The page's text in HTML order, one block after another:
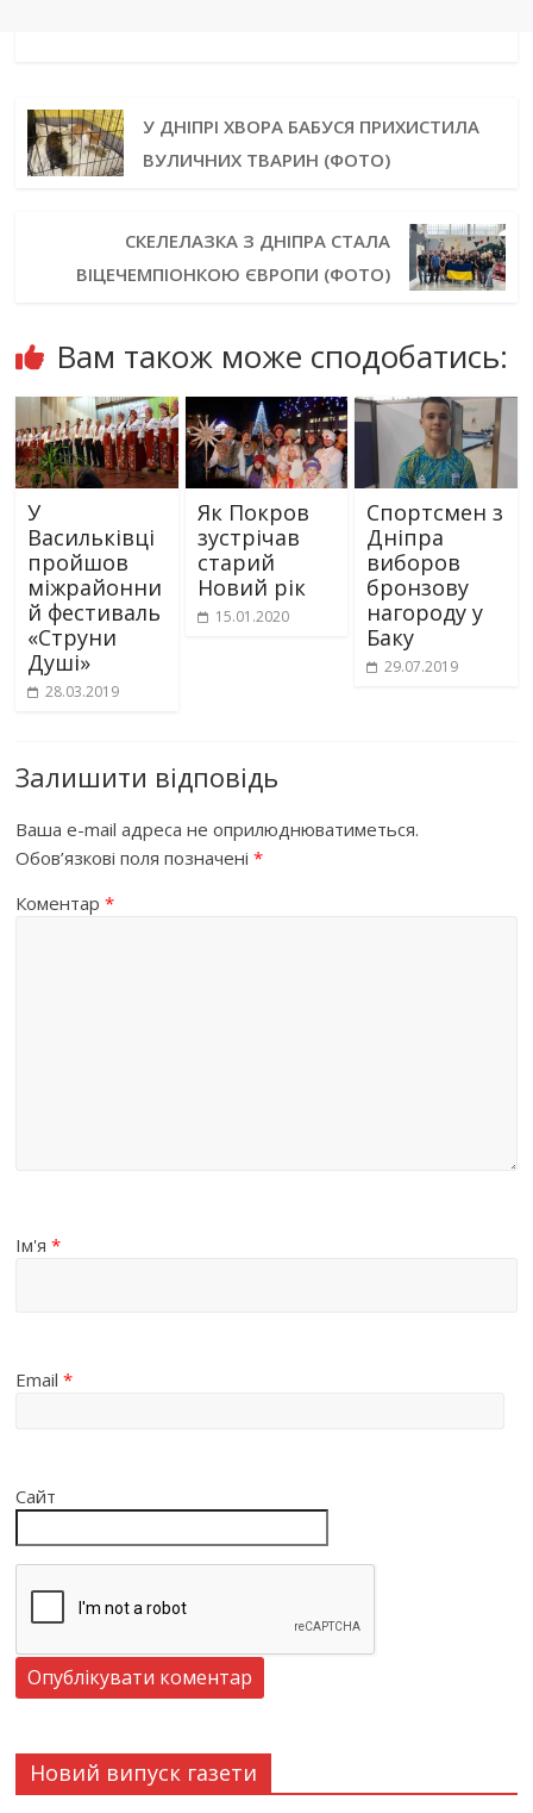
У ДНІПРІ ХВОРА БАБУСЯ ПРИХИСТИЛА
ВУЛИЧНИХ ТВАРИН (ФОТО)
СКЕЛЕЛАЗКА З ДНІПРА СТАЛА
ВІЦЕЧЕМПІОНКОЮ ЄВРОПИ (ФОТО)
Вам також може сподобатись:
У
Васильківці
пройшов
міжрайонни
й фестиваль
«Струни
Душі»
28.03.2019
Як Покров
зустрічав
старий
Новий рік
15.01.2020
Спортсмен з
Дніпра
виборов
бронзову
нагороду у
Баку
29.07.2019
Залишити відповідь
Ваша e-mail адреса не оприлюднюватиметься.
Обов’язкові поля позначені*
Коментар*
Ім'я*
Email*
Сайт
Новий випуск газети